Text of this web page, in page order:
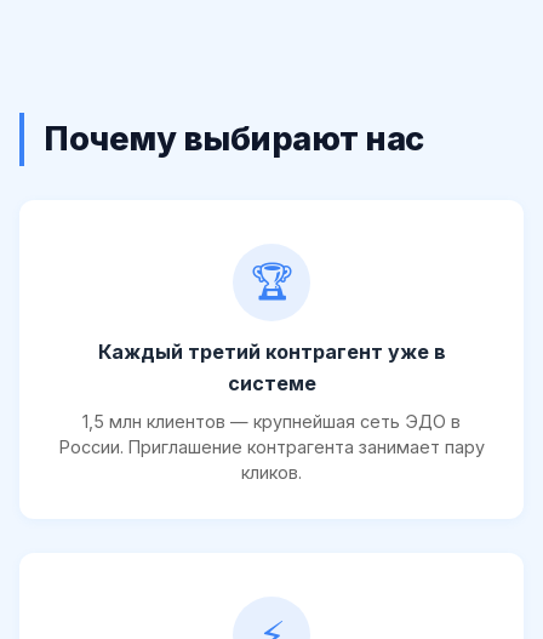
Почему выбирают нас
🏆
Каждый третий контрагент уже в
системе
1,5 млн клиентов — крупнейшая сеть ЭДО в
России. Приглашение контрагента занимает пару
кликов.